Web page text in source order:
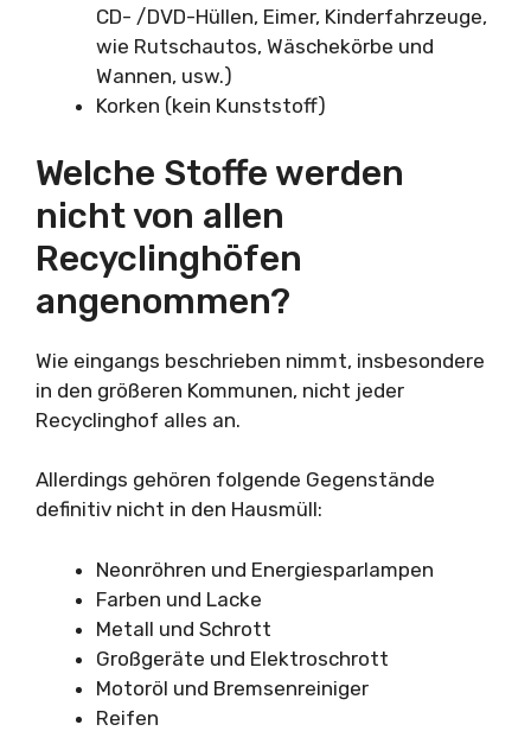
CD- /DVD-Hüllen, Eimer, Kinderfahrzeuge,
wie Rutschautos, Wäschekörbe und
Wannen, usw.)
Korken (kein Kunststoff)
Welche Stoffe werden
nicht von allen
Recyclinghöfen
angenommen?
Wie eingangs beschrieben nimmt, insbesondere
in den größeren Kommunen, nicht jeder
Recyclinghof alles an.
Allerdings gehören folgende Gegenstände
definitiv nicht in den Hausmüll:
Neonröhren und Energiesparlampen
Farben und Lacke
Metall und Schrott
Großgeräte und Elektroschrott
Motoröl und Bremsenreiniger
Reifen